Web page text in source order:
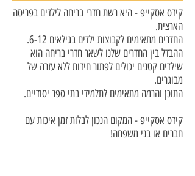
קידס אסקייפ - היא רשת חדרי בריחה לילדים בפריסה
הארצית.
החדרים מתאימים לקבוצות ילדים בגילאים 6-12.
ההבדל בין החדרים שלנו לשאר חדרי בריחה הוא
שילדים קטנים יכולים לפתור חידות ללא עזרה של
מבוגרים.
התוכן והרמה מתאימים לתלמידי בתי ספר יסודיים.
קידס אסקייפ - המקום הנכון לבלות זמן איכות עם
חברים או בני משפחה!